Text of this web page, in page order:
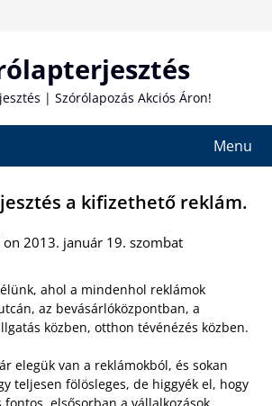
| Szórólapozás Akciós Áron!
Menu
a kifizethető reklám.
on 2013. január 19. szombat
ahol a mindenhol reklámok
az bevásárlóközpontban, a
közben, otthon tévénézés közben.
elegük van a reklámokból, és sokan
teljesen fölösleges, de higgyék el, hogy